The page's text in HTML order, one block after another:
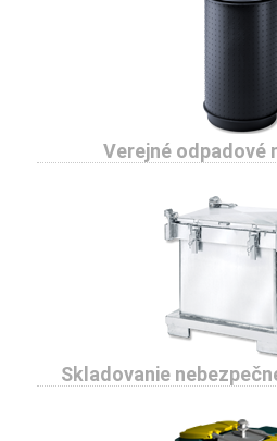
Verejné odpadové
Skladovanie